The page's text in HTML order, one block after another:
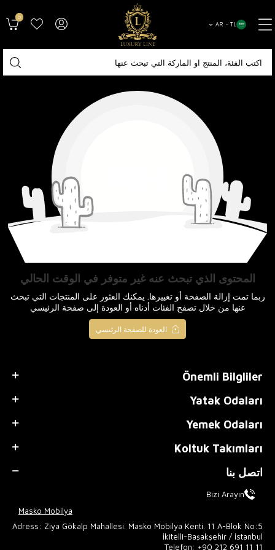
AR − TL
0
المحتوى الذي تبحث عنه غير متوفر في الوقت الحالي
ربما تمت إزالة الصفحة أو تغييرها. يمكنك العثور على المنتجات التي تبحث
عنها من خلال تصفح الفئات أدناه أو العودة إلى صفحة الرئيسي
العودة للصفحة الرئيسي
Önemli Bilgliler
Yatak Odaları
Yemek Odaları
Koltuk Takımları
اتصل بنا
Bizi Arayın
Masko Mobilya
Adress: Ziya Gökalp Mahallesi. Masko Mobilya Kenti. 11 A-Blok No:5
İkitelli-Başakşehir / İstanbul
Telefon: +90 212 691 11 11